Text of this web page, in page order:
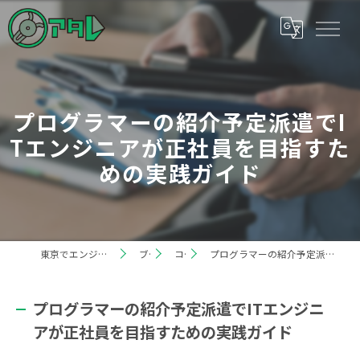
プログラマーの紹介予定派遣でI
Tエンジニアが正社員を目指すた
めの実践ガイド
東京でエンジニアの求人なら株式会社アタレ ブログ コラム プログラマーの紹介予定派遣でITエンジニアが正社員を目指すための実践ガイド
プログラマーの紹介予定派遣でITエンジニ
アが正社員を目指すための実践ガイド